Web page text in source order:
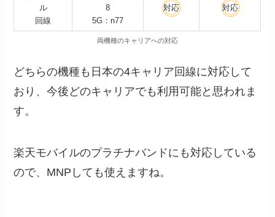
ル
回線
8
5G：n77
対応 対応
両機種のキャリアへの対応
どちらの機種も日本の4キャリア回線に対応して
おり、今後どのキャリアでも利用可能と思われま
す。
楽天モバイルのプラチナバンドにも対応している
ので、MNPしても使えますね。